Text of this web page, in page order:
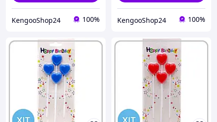
KengooShop24 100% KengooShop24 100%